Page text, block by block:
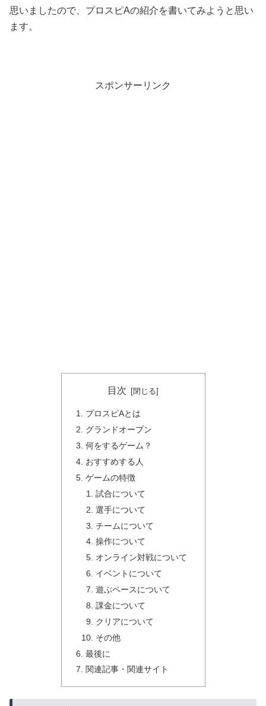
思いましたので、プロスピAの紹介を書いてみようと思い
ます。
スポンサーリンク
目次
プロスピAとは
グランドオープン
何をするゲーム？
おすすめする人
ゲームの特徴
試合について
選手について
チームについて
操作について
オンライン対戦について
イベントについて
遊ぶペースについて
課金について
クリアについて
その他
最後に
関連記事・関連サイト